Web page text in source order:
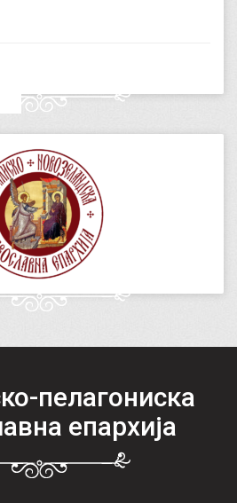
пелагониска
епархија